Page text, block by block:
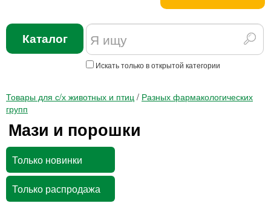
Каталог
Искать только в открытой категории
Товары для с/х животных и птиц / Разных фармакологических
групп
Мази и порошки
Только новинки
Только распродажа